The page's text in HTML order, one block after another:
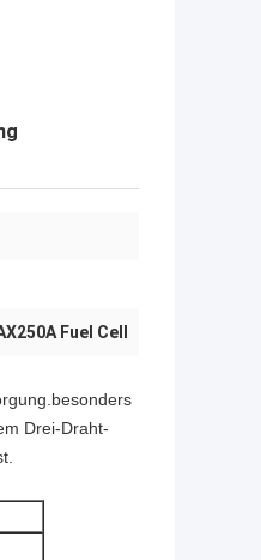
Fuel Cell
Drei-Draht-